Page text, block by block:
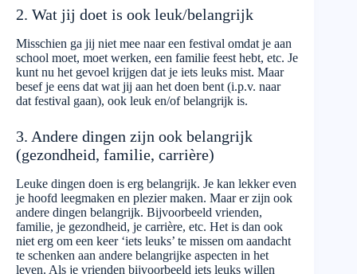
2. Wat jij doet is ook leuk/belangrijk
Misschien ga jij niet mee naar een festival omdat je aan
school moet, moet werken, een familie feest hebt, etc. Je
kunt nu het gevoel krijgen dat je iets leuks mist. Maar
besef je eens dat wat jij aan het doen bent (i.p.v. naar
dat festival gaan), ook leuk en/of belangrijk is.
3. Andere dingen zijn ook belangrijk
(gezondheid, familie, carrière)
Leuke dingen doen is erg belangrijk. Je kan lekker even
je hoofd leegmaken en plezier maken. Maar er zijn ook
andere dingen belangrijk. Bijvoorbeeld vrienden,
familie, je gezondheid, je carrière, etc. Het is dan ook
niet erg om een keer ‘iets leuks’ te missen om aandacht
te schenken aan andere belangrijke aspecten in het
leven. Als je vrienden bijvoorbeeld iets leuks willen